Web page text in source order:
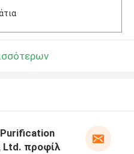
Purification
Ltd. προφίλ